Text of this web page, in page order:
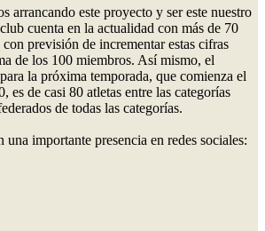
arrancando este proyecto y ser este nuestro
cuenta en la actualidad con más de 70
previsión de incrementar estas cifras
de los 100 miembros. Así mismo, el
la próxima temporada, que comienza el
es de casi 80 atletas entre las categorías
de todas las categorías.
una importante presencia en redes sociales: